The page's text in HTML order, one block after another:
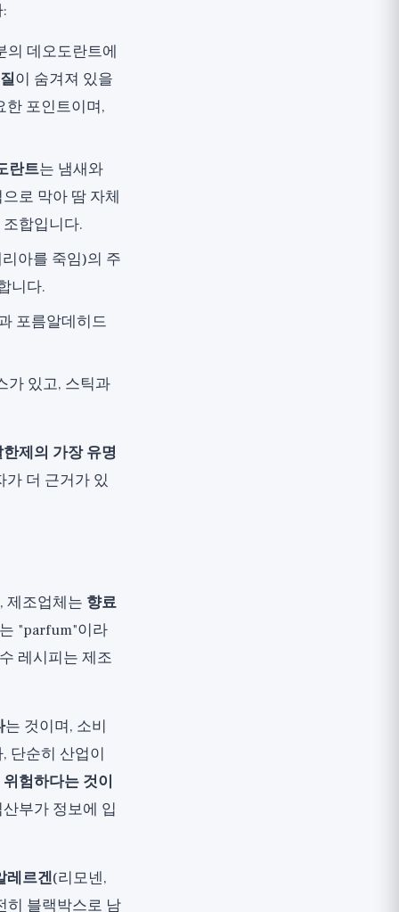
데오도란트에
이 숨겨져 있을
한 포인트이며,
란트는 냄새와
로 막아 땀 자체
합입니다.
아를 죽임)의 주
니다.
포름알데히드
가 있고, 스틱과
제의 가장 유명
가 더 근거가 있
제조업체는 향료
"parfum"이라
레시피는 제조
는 것이며, 소비
단순히 산업이
험하다는 것이
부가 정보에 입
레르겐(리모넨,
히 블랙박스로 남